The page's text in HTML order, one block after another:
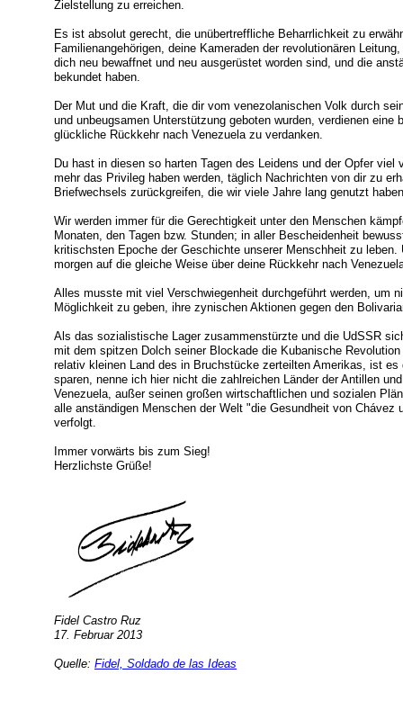
Zielstellung zu erreichen.
Es ist absolut gerecht, die unübertreffliche Beharrlichkeit zu
Familienangehörigen, deine Kameraden der revolutionären
dich neu bewaffnet und neu ausgerüstet worden sind, und die
bekundet haben.
Der Mut und die Kraft, die dir vom venezolanischen Volk durch
und unbeugsamen Unterstützung geboten wurden, verdienen eine
glückliche Rückkehr nach Venezuela zu verdanken.
Du hast in diesen so harten Tagen des Leidens und der Opfer
mehr das Privileg haben werden, täglich Nachrichten von dir zu
Briefwechsels zurückgreifen, die wir viele Jahre lang genutzt
Wir werden immer für die Gerechtigkeit unter den Menschen
Monaten, den Tagen bzw. Stunden; in aller Bescheidenheit
kritischsten Epoche der Geschichte unserer Menschheit zu
morgen auf die gleiche Weise über deine Rückkehr nach
Alles musste mit viel Verschwiegenheit durchgeführt werden, um
Möglichkeit zu geben, ihre zynischen Aktionen gegen den
Als das sozialistische Lager zusammenstürzte und die UdSSR
mit dem spitzen Dolch seiner Blockade die Kubanische
relativ kleinen Land des in Bruchstücke zerteilten Amerikas, ist
sparen, nenne ich hier nicht die zahlreichen Länder der Antillen
Venezuela, außer seinen großen wirtschaftlichen und sozialen
alle anständigen Menschen der Welt "die Gesundheit von Chávez
verfolgt.
Immer vorwärts bis zum Sieg!
Herzlichste Grüße!
Fidel Castro Ruz
17. Februar 2013
Quelle: Fidel, Soldado de las Ideas